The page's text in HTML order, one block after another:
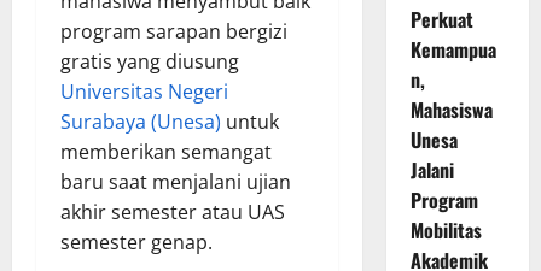
program sarapan bergizi
gratis yang diusung
Universitas Negeri
Surabaya (Unesa) untuk
memberikan semangat
baru saat menjalani ujian
akhir semester atau UAS
semester genap.
Perkuat
Kemampua
n,
Mahasiswa
Unesa
Jalani
Program
Mobilitas
Akademik